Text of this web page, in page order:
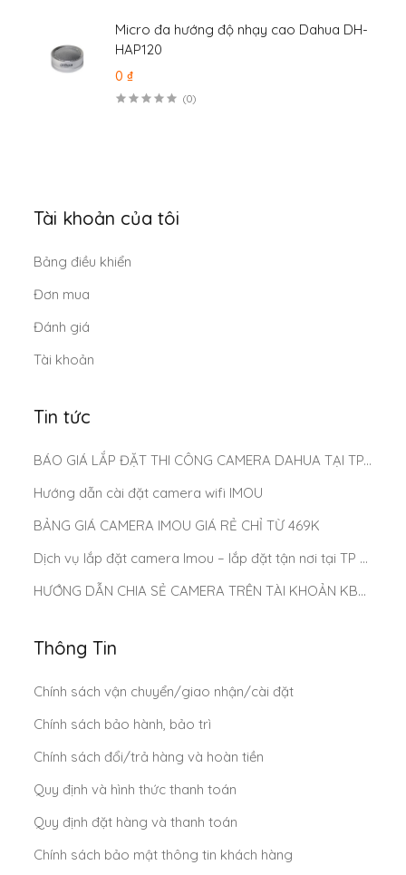
Micro đa hướng độ nhạy cao Dahua DH-
HAP120
0 ₫
(0)
Tài khoản của tôi
Bảng điều khiển
Đơn mua
Đánh giá
Tài khoản
Tin tức
BÁO GIÁ LẮP ĐẶT THI CÔNG CAMERA DAHUA TẠI TP.HCM MỚI NHẤT 2025
Hướng dẫn cài đặt camera wifi IMOU
BẢNG GIÁ CAMERA IMOU GIÁ RẺ CHỈ TỪ 469K
Dịch vụ lắp đặt camera Imou – lắp đặt tận nơi tại TP Hồ Chí Minh
HƯỚNG DẪN CHIA SẺ CAMERA TRÊN TÀI KHOẢN KBONE
Thông Tin
Chính sách vận chuyển/giao nhận/cài đặt
Chính sách bảo hành, bảo trì
Chính sách đổi/trả hàng và hoàn tiền
Quy định và hình thức thanh toán
Quy định đặt hàng và thanh toán
Chính sách bảo mật thông tin khách hàng